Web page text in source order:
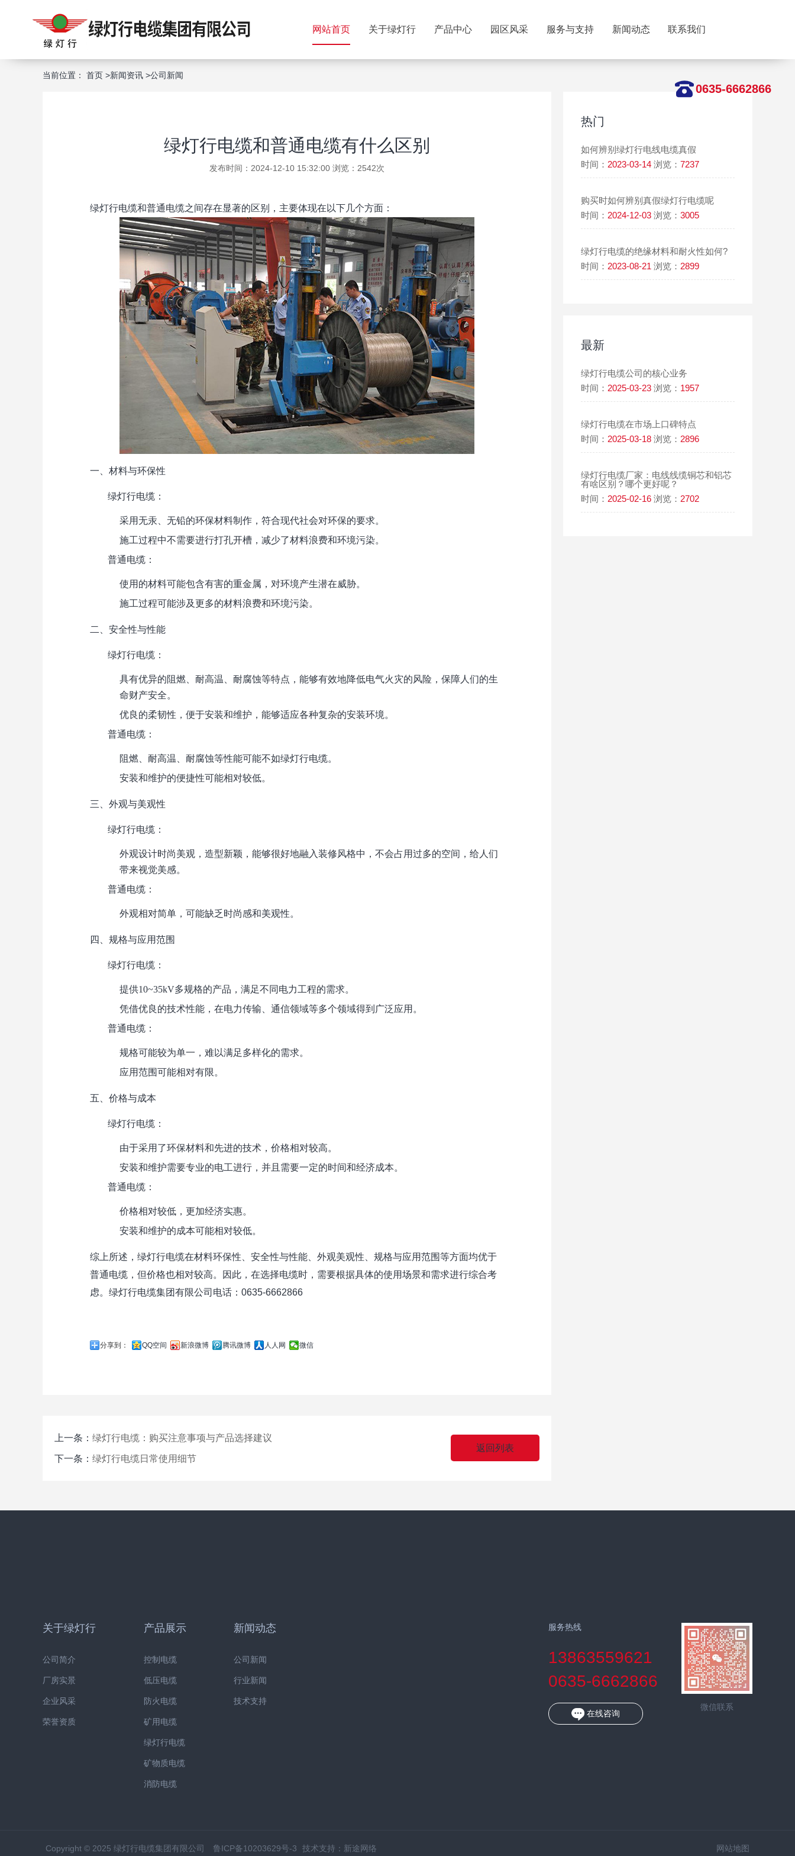
网站首页 关于绿灯行 产品中心 园区风采 服务与支持 新闻动态 联系我们
0635-6662866
当前位置： 首页 >新闻资讯 >公司新闻
绿灯行电缆和普通电缆有什么区别
发布时间：2024-12-10 15:32:00 浏览：2542次
绿灯行电缆和普通电缆之间存在显著的区别，主要体现在以下几个方面：
一、材料与环保性
绿灯行电缆 ：
采用无汞、无铅的环保材料制作，符合现代社会对环保的要求。
施工过程中不需要进行打孔开槽，减少了材料浪费和环境污染。
普通电缆 ：
使用的材料可能包含有害的重金属，对环境产生潜在威胁。
施工过程可能涉及更多的材料浪费和环境污染。
二、安全性与性能
绿灯行电缆 ：
具有优异的阻燃、耐高温、耐腐蚀等特点，能够有效地降低电气火灾的风险，保障人们的生
命财产安全。
优良的柔韧性，便于安装和维护，能够适应各种复杂的安装环境。
普通电缆 ：
阻燃、耐高温、耐腐蚀等性能可能不如绿灯行电缆。
安装和维护的便捷性可能相对较低。
三、外观与美观性
绿灯行电缆 ：
外观设计时尚美观，造型新颖，能够很好地融入装修风格中，不会占用过多的空间，给人们
带来视觉美感。
普通电缆 ：
外观相对简单，可能缺乏时尚感和美观性。
四、规格与应用范围
绿灯行电缆 ：
提供10~35kV多规格的产品，满足不同电力工程的需求。
凭借优良的技术性能，在电力传输、通信领域等多个领域得到广泛应用。
普通电缆 ：
规格可能较为单一，难以满足多样化的需求。
应用范围可能相对有限。
五、价格与成本
绿灯行电缆 ：
由于采用了环保材料和先进的技术，价格相对较高。
安装和维护需要专业的电工进行，并且需要一定的时间和经济成本。
普通电缆 ：
价格相对较低，更加经济实惠。
安装和维护的成本可能相对较低。
综上所述，绿灯行电缆在材料环保性、安全性与性能、外观美观性、规格与应用范围等方面均优于
普通电缆，但价格也相对较高。因此，在选择电缆时，需要根据具体的使用场景和需求进行综合考
虑。绿灯行电缆集团有限公司电话：0635-6662866
分享到： QQ空间 新浪微博 腾讯微博 人人网 微信
上一条： 绿灯行电缆：购买注意事项与产品选择建议
下一条： 绿灯行电缆日常使用细节
返回列表
热门
如何辨别绿灯行电线电缆真假
时间： 2023-03-14 浏览： 7237
购买时如何辨别真假绿灯行电缆呢
时间： 2024-12-03 浏览： 3005
绿灯行电缆的绝缘材料和耐火性如何?
时间： 2023-08-21 浏览： 2899
最新
绿灯行电缆公司的核心业务
时间： 2025-03-23 浏览： 1957
绿灯行电缆在市场上口碑特点
时间： 2025-03-18 浏览： 2896
绿灯行电缆厂家：电线线缆铜芯和铝芯
有啥区别？哪个更好呢？
时间： 2025-02-16 浏览： 2702
关于绿灯行
公司简介
厂房实景
企业风采
荣誉资质
产品展示
控制电缆
低压电缆
防火电缆
矿用电缆
绿灯行电缆
矿物质电缆
消防电缆
新闻动态
公司新闻
行业新闻
技术支持
微信联系
服务热线
13863559621
0635-6662866
在线咨询
Copyright © 2025 绿灯行电缆集团有限公司 鲁ICP备10203629号-3 技术支持：新途网络 网站地图